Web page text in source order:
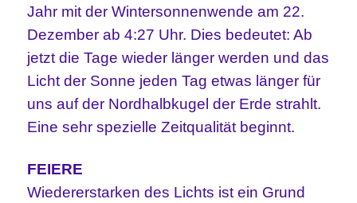
Jahr mit der Wintersonnenwende am 22.
Dezember ab 4:27 Uhr. Dies bedeutet: Ab
jetzt die Tage wieder länger werden und das
Licht der Sonne jeden Tag etwas länger für
uns auf der Nordhalbkugel der Erde strahlt.
Eine sehr spezielle Zeitqualität beginnt.
FEIERE
Wiedererstarken des Lichts ist ein Grund